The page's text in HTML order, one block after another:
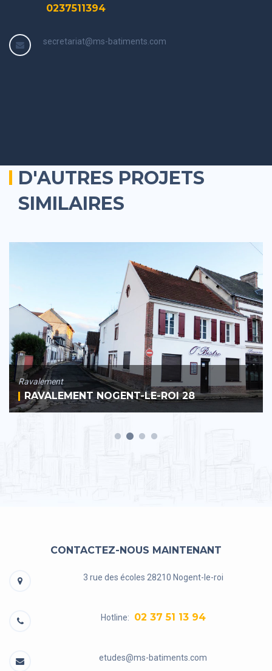
0237511394
secretariat@ms-batiments.com
D'AUTRES PROJETS
SIMILAIRES
Ravalement
RAVALEMENT NOGENT-LE-ROI 28
CONTACTEZ-NOUS MAINTENANT
3 rue des écoles 28210 Nogent-le-roi
Hotline: 02 37 51 13 94
etudes@ms-batiments.com